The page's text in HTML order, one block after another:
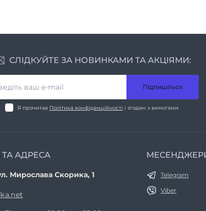
СЛІДКУЙТЕ ЗА НОВИНКАМИ ТА АКЦІЯМИ:
Підпишіться
Я прочитав Політика конфіденційності і згоден з вимогами
АДРЕСА
Мирослава Скорика, 1
Telegram
Viber